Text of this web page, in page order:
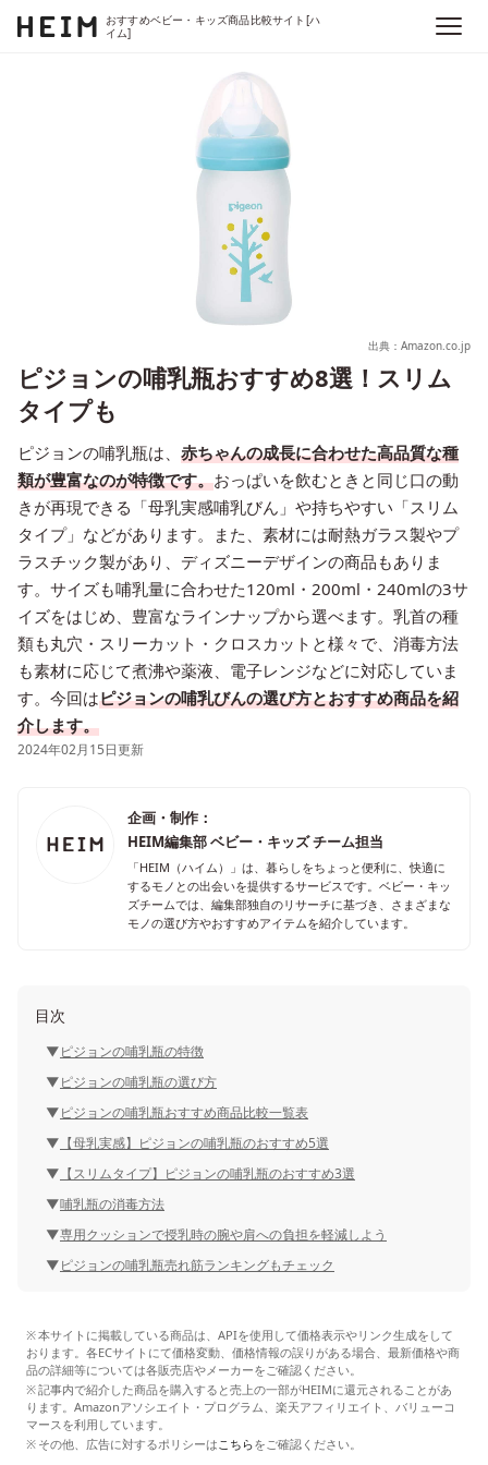
おすすめベビー・キッズ商品比較サイト[ハ
イム]
出典：Amazon.co.jp
ピジョンの哺乳瓶おすすめ8選！スリム
タイプも
ピジョンの哺乳瓶は、 赤ちゃんの成長に合わせた高品質な種
類が豊富なのが特徴です。おっぱいを飲むときと同じ口の動
きが再現できる「母乳実感哺乳びん」や持ちやすい「スリム
タイプ」などがあります。また、素材には耐熱ガラス製やプ
ラスチック製があり、ディズニーデザインの商品もありま
す。サイズも哺乳量に合わせた120ml・200ml・240mlの3サ
イズをはじめ、豊富なラインナップから選べます。乳首の種
類も丸穴・スリーカット・クロスカットと様々で、消毒方法
も素材に応じて煮沸や薬液、電子レンジなどに対応していま
す。今回はピジョンの哺乳びんの選び方とおすすめ商品を紹
介します。
2024年02月15日更新
企画・制作：
HEIM編集部 ベビー・キッズ チーム担当
「HEIM（ハイム）」は、暮らしをちょっと便利に、快適に
するモノとの出会いを提供するサービスです。ベビー・キッ
ズチームでは、編集部独自のリサーチに基づき、さまざまな
モノの選び方やおすすめアイテムを紹介しています。
目次
ピジョンの哺乳瓶の特徴
ピジョンの哺乳瓶の選び方
ピジョンの哺乳瓶おすすめ商品比較一覧表
【母乳実感】ピジョンの哺乳瓶のおすすめ5選
【スリムタイプ】ピジョンの哺乳瓶のおすすめ3選
哺乳瓶の消毒方法
専用クッションで授乳時の腕や肩への負担を軽減しよう
ピジョンの哺乳瓶売れ筋ランキングもチェック
本サイトに掲載している商品は、APIを使用して価格表示やリンク生成をして
おります。各ECサイトにて価格変動、価格情報の誤りがある場合、最新価格や商
品の詳細等については各販売店やメーカーをご確認ください。
記事内で紹介した商品を購入すると売上の一部がHEIMに還元されることがあ
ります。Amazonアソシエイト・プログラム、楽天アフィリエイト、バリューコ
マースを利用しています。
その他、広告に対するポリシーはこちらをご確認ください。